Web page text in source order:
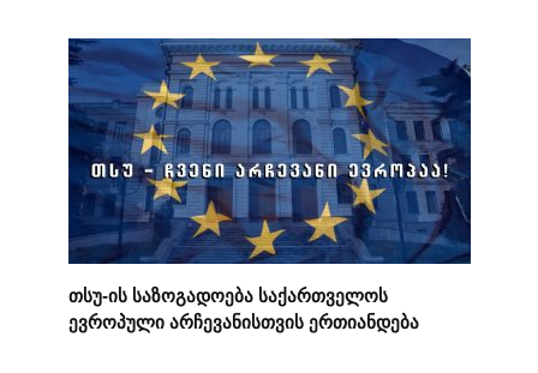
თსუ-ის საზოგადოება საქართველოს
ევროპული არჩევანისთვის ერთიანდება